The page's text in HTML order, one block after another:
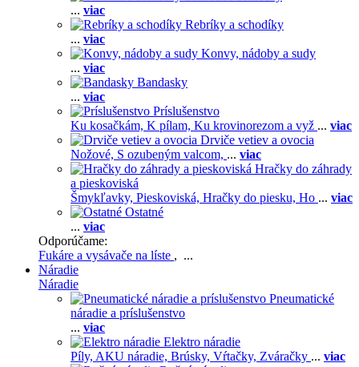
... viac
Rebríky a schodíky
... viac
Konvy, nádoby a sudy
... viac
Bandasky
... viac
Príslušenstvo
Ku kosačkám, K pílam, Ku krovinorezom a vyž ... viac
Drviče vetiev a ovocia
Nožové, S ozubeným valcom, ... viac
Hračky do záhrady
a pieskoviská
Šmykľavky, Pieskoviská, Hračky do piesku, Ho ... viac
Ostatné
... viac
Odporúčame:
Fukáre a vysávače na líste , ...
Náradie
Náradie
Pneumatické
náradie a príslušenstvo
... viac
Elektro náradie
Píly, AKU náradie, Brúsky, Vŕtačky, Zváračky ... viac